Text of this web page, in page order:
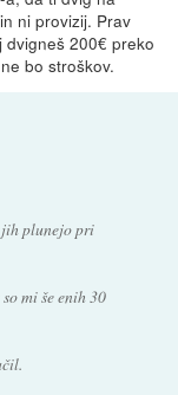
ni provizij. Prav
200€ preko
bo stroškov.
plunejo pri
mi še enih 30